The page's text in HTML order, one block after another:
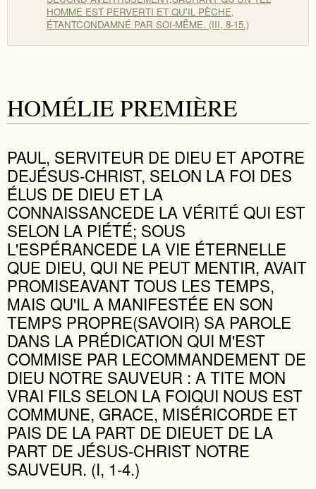
HOMME EST PERVERTI ET QU'IL PÈCHE,
ÉTANTCONDAMNÉ PAR SOI-MÊME. (III, 8-15.)
HOMÉLIE PREMIÈRE
PAUL, SERVITEUR DE DIEU ET APOTRE
DEJÉSUS-CHRIST, SELON LA FOI DES
ÉLUS DE DIEU ET LA
CONNAISSANCEDE LA VÉRITÉ QUI EST
SELON LA PIÉTÉ; SOUS
L'ESPÉRANCEDE LA VIE ÉTERNELLE
QUE DIEU, QUI NE PEUT MENTIR, AVAIT
PROMISEAVANT TOUS LES TEMPS,
MAIS QU'IL A MANIFESTÉE EN SON
TEMPS PROPRE(SAVOIR) SA PAROLE
DANS LA PRÉDICATION QUI M'EST
COMMISE PAR LECOMMANDEMENT DE
DIEU NOTRE SAUVEUR : A TITE MON
VRAI FILS SELON LA FOIQUI NOUS EST
COMMUNE, GRACE, MISÉRICORDE ET
PAIS DE LA PART DE DIEUET DE LA
PART DE JÉSUS-CHRIST NOTRE
SAUVEUR. (I, 1-4.)